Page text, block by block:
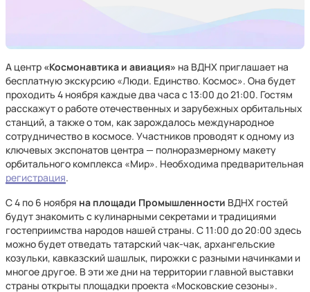
А центр «Космонавтика и авиация» на ВДНХ приглашает на
бесплатную экскурсию «Люди. Единство. Космос». Она будет
проходить 4 ноября каждые два часа с 13:00 до 21:00. Гостям
расскажут о работе отечественных и зарубежных орбитальных
станций, а также о том, как зарождалось международное
сотрудничество в космосе. Участников проводят к одному из
ключевых экспонатов центра — полноразмерному макету
орбитального комплекса «Мир». Необходима предварительная
регистрация.
С 4 по 6 ноября на площади Промышленности ВДНХ гостей
будут знакомить с кулинарными секретами и традициями
гостеприимства народов нашей страны. С 11:00 до 20:00 здесь
можно будет отведать татарский чак-чак, архангельские
козульки, кавказский шашлык, пирожки с разными начинками и
многое другое. В эти же дни на территории главной выставки
страны открыты площадки проекта «Московские сезоны».